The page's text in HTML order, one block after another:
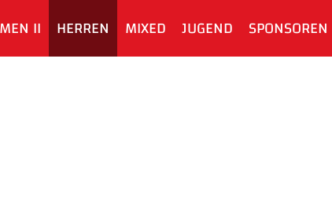
II HERREN MIXED JUGEND SPONSOREN